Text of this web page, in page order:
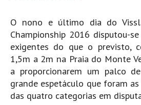
Póvoa de Varzim - Ferrari HD
Azurara HD
Praia de Árvore - Areal HD
Mindelo
Mindelo meia laranja HD
Pedras do Corgo - Melanina HD
O nono e último dia do
Championship 2016 disputou-
exigentes do que o previsto,
1,5m a 2m na Praia do Monte
a proporcionarem um palco
grande espetáculo que foram
das quatro categorias em